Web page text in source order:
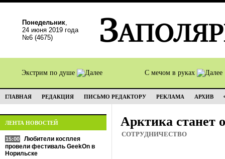
Понедельник,
24 июня 2019 года
№6 (4675)
Экстрим по душе С мечом в руках
ГЛАВНАЯ РЕДАКЦИЯ ПИСЬМО РЕДАКТОРУ РЕКЛАМА АРХИВ
ЛЕНТА НОВОСТЕЙ
15:00
Любители косплея
провели фестиваль GeekOn в
Норильске
Арктика станет
СОТРУДНИЧЕСТВО